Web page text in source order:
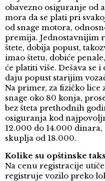
obavezno osiguranje od
mora da se plati pri
od snage motora,
premija. Jednostavnijim
štete, dobija popust,
imao štetu, dobiće
će platiti više. Dešava se
daju popust starijim
Na primer, za fizičko lice
snage oko 80 konja,
bez šteta prethodnih
osiguranja kod
12.000 do 14.000
skuplja od 18.000.
Kolike su opštinske
Na cenu registracije
registruje vozilo preko